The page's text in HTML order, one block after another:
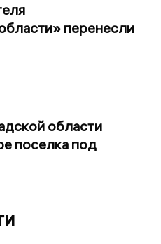
перенесли
области
поселка под